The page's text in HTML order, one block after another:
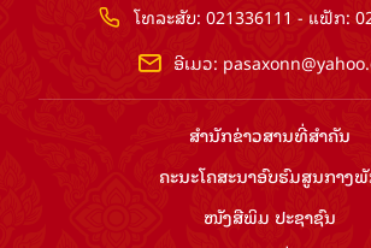
ໂທລະສັບ: 021336111 - ແຟັກ:
ອີເມວ:
ສຳ​ນັກ​ຂ່າວ​ສານ​ທີ່​ສຳ​ຄັນ​
ຄະນະໂຄສະນາອົບຮົມ​ສູນ​ກາງ​
ໜັງສືພິມ ປະ​ຊາ​ຊົນ